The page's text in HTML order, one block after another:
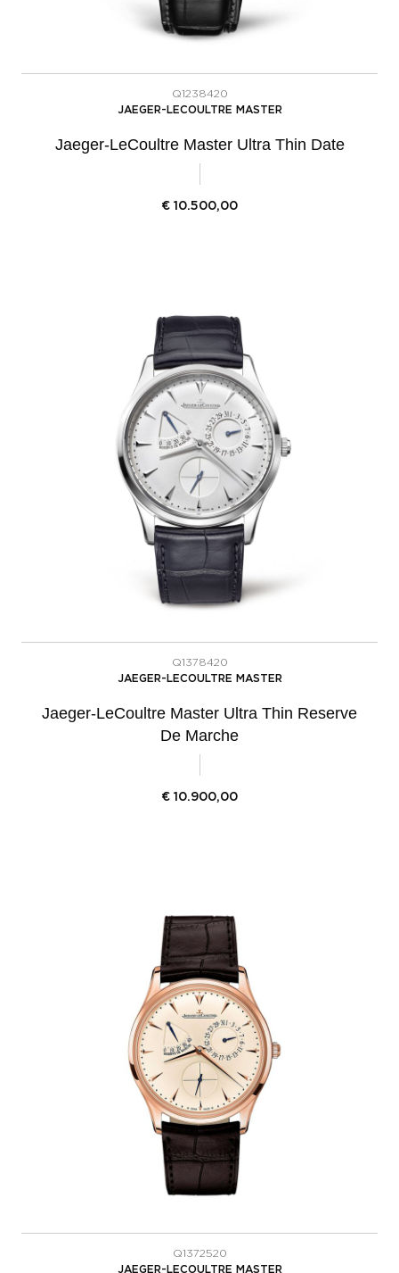
Q1238420
JAEGER-LECOULTRE MASTER
Jaeger-LeCoultre Master Ultra Thin Date
€ 10.500,00
Q1378420
JAEGER-LECOULTRE MASTER
Jaeger-LeCoultre Master Ultra Thin Reserve
De Marche
€ 10.900,00
Q1372520
JAEGER-LECOULTRE MASTER